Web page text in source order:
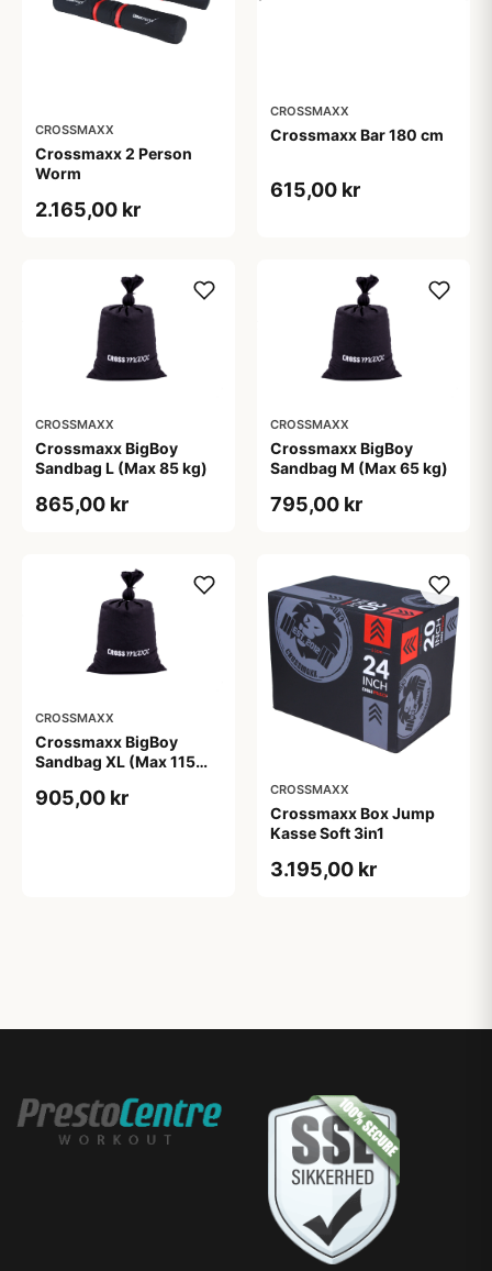
CROSSMAXX
Crossmaxx 2 Person
Worm
2.165,00 kr
CROSSMAXX
Crossmaxx Bar 180 cm
615,00 kr
CROSSMAXX
Crossmaxx BigBoy
Sandbag L (Max 85 kg)
865,00 kr
CROSSMAXX
Crossmaxx BigBoy
Sandbag M (Max 65 kg)
795,00 kr
CROSSMAXX
Crossmaxx BigBoy
Sandbag XL (Max 115
905,00 kr CROSSMAXX
Crossmaxx Box Jump
Kasse Soft 3in1
3.195,00 kr